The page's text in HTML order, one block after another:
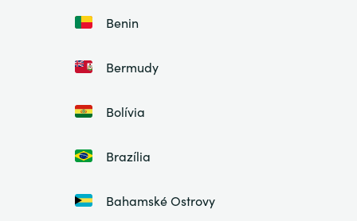
Benin
Bermudy
Bolívia
Brazília
Bahamské Ostrovy